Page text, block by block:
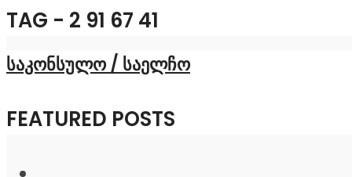
TAG - 2 91 67 41
საკონსულო / საელჩო
FEATURED POSTS